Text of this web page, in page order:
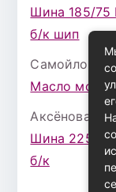
Шина 185/75
б/к шип
Самойлова
Масло
Аксёнова
Шина 225/75
б/к